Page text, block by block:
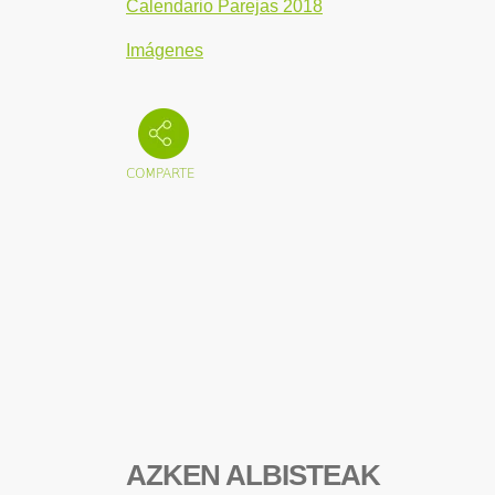
Calendario Parejas 2018
Imágenes
AZKEN ALBISTEAK